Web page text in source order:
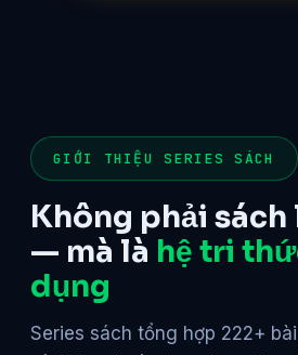
GIỚI THIỆU SERIES SÁCH
Không phải
— mà là hệ tri
dụng
Series sách tổng hợp 222+